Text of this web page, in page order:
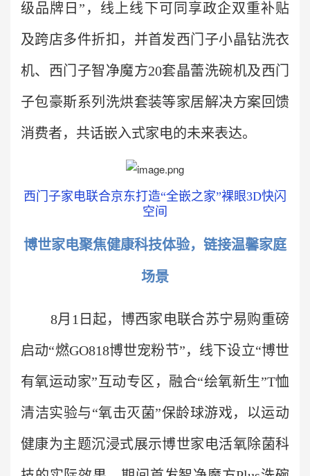
级品牌日”，线上线下可同享政企双重补贴
及跨店多件折扣，并首发西门子小晶钻洗衣
机、西门子智净魔方20套晶蕾洗碗机及西门
子包豪斯系列洗烘套装等家居解决方案回馈
消费者，共话嵌入式家电的未来表达。
西门子家电联合京东打造“全嵌之家”裸眼3D快闪
空间
博世家电聚焦健康科技体验，链接温馨家庭
场景
8月1日起，博西家电联合苏宁易购重磅
启动“燃GO818博世宠粉节”，线下设立“博世
有氧运动家”互动专区，融合“绘氧新生”T恤
清洁实验与“氧击灭菌”保龄球游戏，以运动
健康为主题沉浸式展示博世家电活氧除菌科